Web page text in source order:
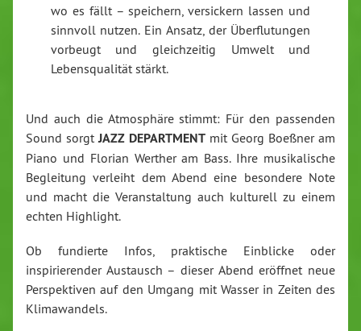
wo es fällt – speichern, versickern lassen und
sinnvoll nutzen. Ein Ansatz, der Überflutungen
vorbeugt und gleichzeitig Umwelt und
Lebensqualität stärkt.
Und auch die Atmosphäre stimmt: Für den passenden
Sound sorgtJAZZ DEPARTMENT mit Georg Boeßner am
Piano und Florian Werther am Bass. Ihre musikalische
Begleitung verleiht dem Abend eine besondere Note
und macht die Veranstaltung auch kulturell zu einem
echten Highlight.
Ob fundierte Infos, praktische Einblicke oder
inspirierender Austausch – dieser Abend eröffnet neue
Perspektiven auf den Umgang mit Wasser in Zeiten des
Klimawandels.